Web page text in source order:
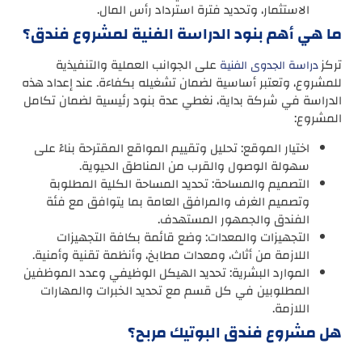
الاستثمار، وتحديد فترة استرداد رأس المال.
ما هي أهم بنود الدراسة الفنية لمشروع فندق؟
تركزدراسة الجدوى الفنية على الجوانب العملية والتنفيذية
للمشروع، وتعتبر أساسية لضمان تشغيله بكفاءة. عند إعداد هذه
الدراسة في شركة بداية، نغطي عدة بنود رئيسية لضمان تكامل
المشروع:
اختيار الموقع: تحليل وتقييم المواقع المقترحة بناءً على
سهولة الوصول والقرب من المناطق الحيوية.
التصميم والمساحة: تحديد المساحة الكلية المطلوبة
وتصميم الغرف والمرافق العامة بما يتوافق مع فئة
الفندق والجمهور المستهدف.
التجهيزات والمعدات: وضع قائمة بكافة التجهيزات
اللازمة من أثاث، ومعدات مطابخ، وأنظمة تقنية وأمنية.
الموارد البشرية: تحديد الهيكل الوظيفي وعدد الموظفين
المطلوبين في كل قسم مع تحديد الخبرات والمهارات
اللازمة.
هل مشروع فندق البوتيك مربح؟